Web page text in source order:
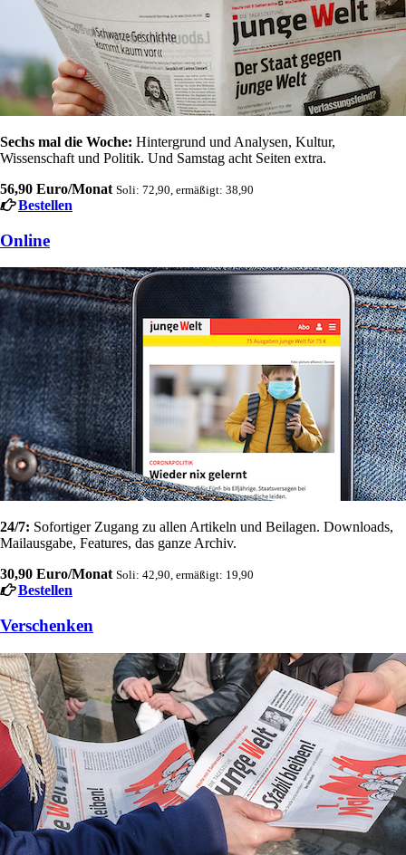
Sechs mal die Woche: Hintergrund und Analysen, Kultur,
Wissenschaft und Politik. Und Samstag acht Seiten extra.
56,90 Euro/Monat Soli: 72,90, ermäßigt: 38,90
Bestellen
Online
24/7: Sofortiger Zugang zu allen Artikeln und Beilagen. Downloads,
Mailausgabe, Features, das ganze Archiv.
30,90 Euro/Monat Soli: 42,90, ermäßigt: 19,90
Bestellen
Verschenken